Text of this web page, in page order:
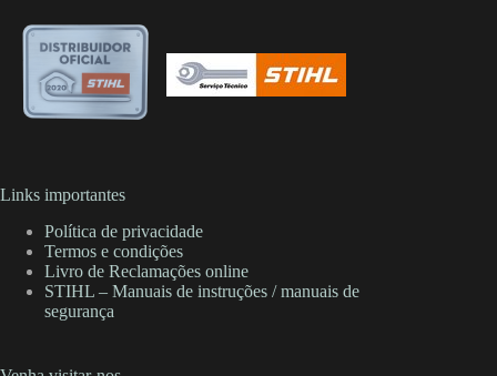
Links importantes
Política de privacidade
Termos e condições
Livro de Reclamações online
STIHL – Manuais de instruções / manuais de
segurança